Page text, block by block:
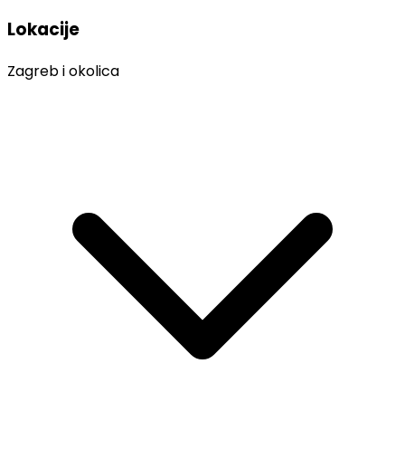
Lokacije
Zagreb i okolica